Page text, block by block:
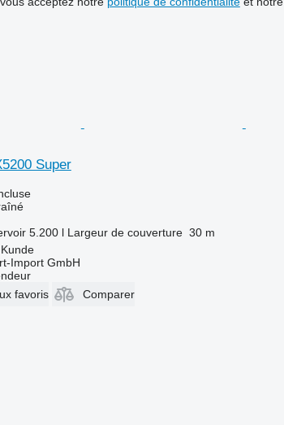
Super
5.200 l Largeur de couverture 30 m
Import GmbH
favoris
Comparer